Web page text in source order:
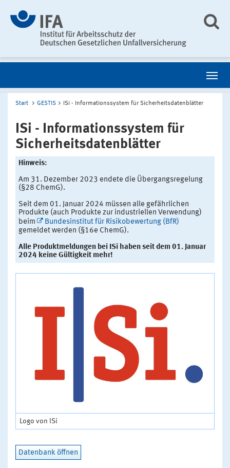
Start GESTIS ISi - Informationssystem für Sicherheitsdatenblätter
ISi - Informationssystem für
Sicherheitsdatenblätter
Hinweis:
Am 31. Dezember 2023 endete die Übergangsregelung
(§28 ChemG).
Seit dem 01. Januar 2024 müssen alle gefährlichen
Produkte (auch Produkte zur industriellen Verwendung)
beim
Bundesinstitut für Risikobewertung (BfR)
gemeldet werden (§16e ChemG).
Alle Produktmeldungen bei ISi haben seit dem 01. Januar
2024 keine Gültigkeit mehr!
Logo von ISi
Datenbank öffnen